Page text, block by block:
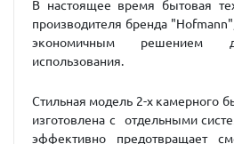
В настоящее время бытовая
производителя бренда
экономичным решением
использования.
Стильная модель 2-х камерного
изготовлена с отдельными
эффективно предотвращает